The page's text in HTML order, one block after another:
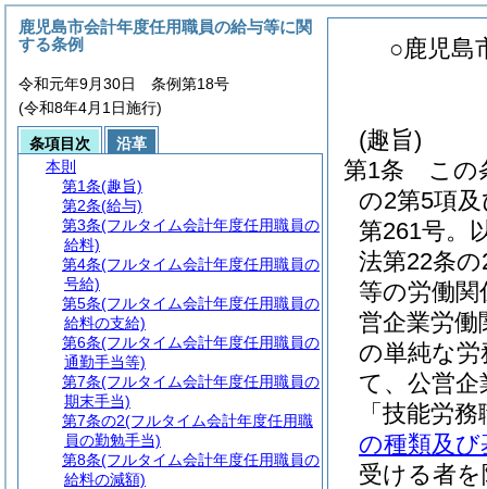
○鹿児島
(趣旨)
第1条
この
の2第5項
第261号。
法第22条
等の労働
営企業労働
の単純な
て、公営
「技能労
の種類及
受ける者
鹿児島市会計年度任用職員の給与等に関
する条例
令和元年9月30日 条例第18号
(令和8年4月1日施行)
条項目次
沿革
本則
第1条(趣旨)
第2条(給与)
第3条(フルタイム会計年度任用職員の
給料)
第4条(フルタイム会計年度任用職員の
号給)
第5条(フルタイム会計年度任用職員の
給料の支給)
第6条(フルタイム会計年度任用職員の
通勤手当等)
第7条(フルタイム会計年度任用職員の
期末手当)
第7条の2(フルタイム会計年度任用職
員の勤勉手当)
第8条(フルタイム会計年度任用職員の
給料の減額)